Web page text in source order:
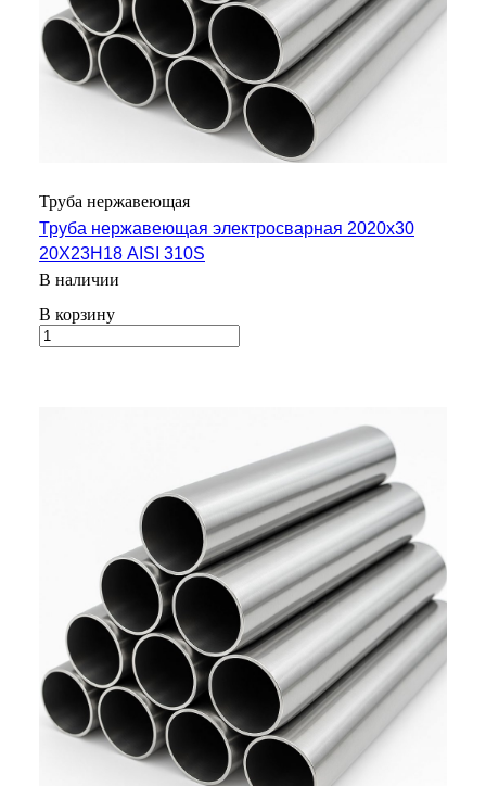
Труба нержавеющая
Труба нержавеющая электросварная 2020х30
20Х23Н18 AISI 310S
В наличии
В корзину